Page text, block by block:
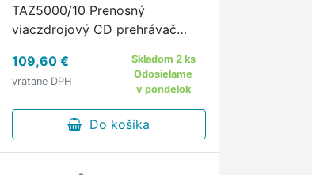
TAZ5000/10 Prenosný
viaczdrojový CD prehrávač
boomboxu Prehráva všetky
formáty CD: CD, CD-MP3, CD-
R, CD-RW Rádio FM s
digitálnym ladením 30
predvoľbami …
109,60 €
vrátane DPH
Skladom 2 ks
Odosielame
v pondelok
Do košíka